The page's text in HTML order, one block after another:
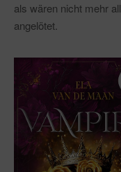
als wären nicht mehr
angelötet.